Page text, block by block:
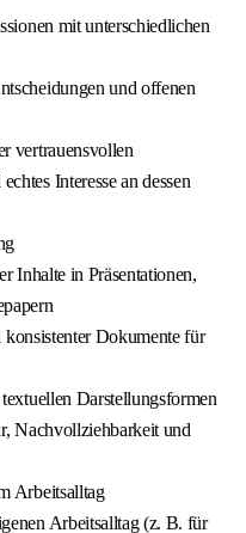
mit unterschiedlichen
und offenen
vertrauensvollen
Interesse an dessen
Inhalte in Präsentationen,
Dokumente für
Darstellungsformen
Nachvollziehbarkeit und
Arbeitsalltag
Arbeitsalltag (z. B. für